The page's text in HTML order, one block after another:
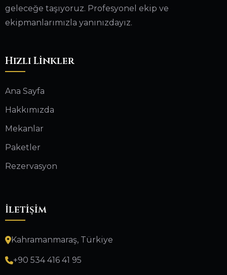
geleceğe taşıyoruz. Profesyonel ekip ve
ekipmanlarımızla yanınızdayız.
Hızlı Linkler
Ana Sayfa
Hakkımızda
Mekanlar
Paketler
Rezervasyon
İletişim
Kahramanmaraş, Türkiye
+90 534 416 41 95